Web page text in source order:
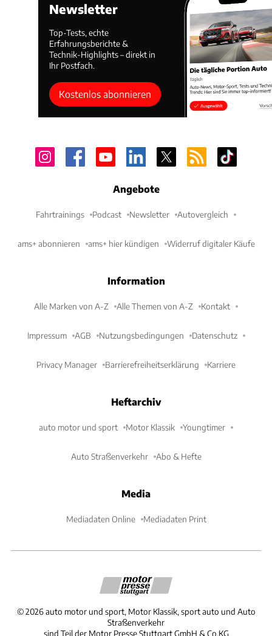
Newsletter
Top-Tests, echte
Erfahrungsberichte &
Technik-Highlights – direkt in
Ihr Postfach.
Kostenlos abonnieren
Angebote
Fahrtrainings Podcast Newsletter Autovergleich
ams+ abonnieren ams+ hier kündigen Widerruf digitaler Käufe
Information
Alle Marken von A-Z Alle Themen von A-Z Kontakt
Impressum AGB Nutzungsbedingungen Datenschutz
Privacy Manager Barrierefreiheitserklärung Karriere
Heftarchiv
auto motor und sport Motor Klassik Youngtimer
Auto Straßenverkehr Abo & Hefte
Media
Mediadaten Online Mediadaten Print
©2026 auto motor und sport, Motor Klassik, sport auto und Auto
Straßenverkehr
sind Teil der Motor Presse Stuttgart GmbH & Co.KG